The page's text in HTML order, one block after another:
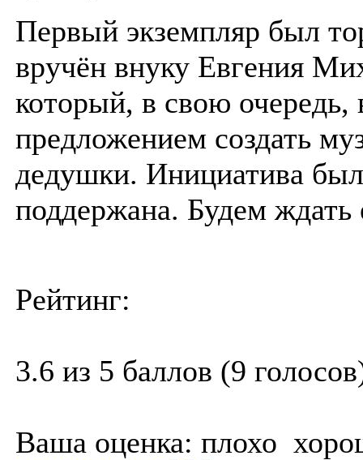
Первый экземпляр был
вручён внуку Евгения
который, в свою очередь,
предложением создать
дедушки. Инициатива
поддержана. Будем ждать
Рейтинг:
3.6 из 5 баллов (9
Ваша оценка: плохо